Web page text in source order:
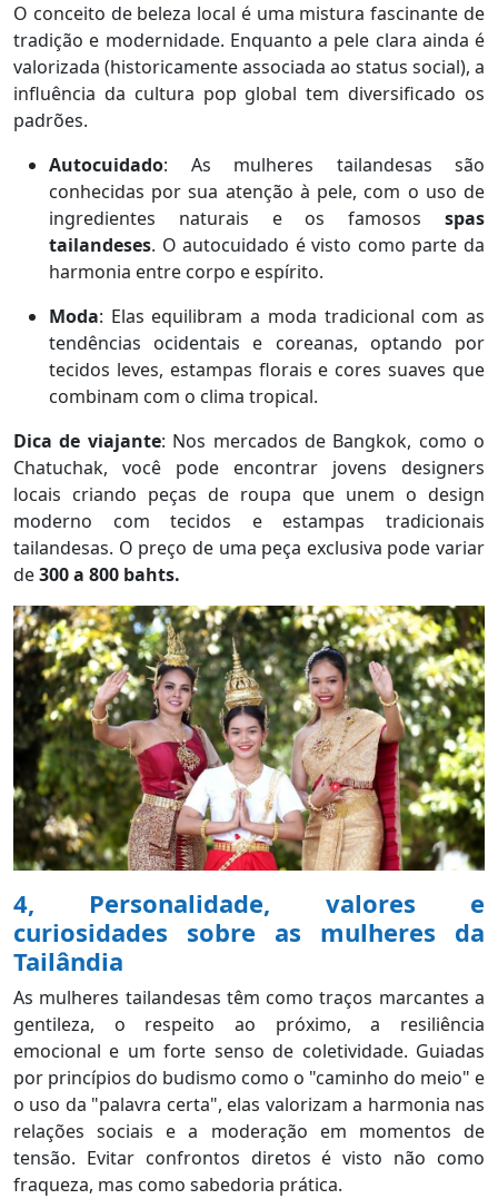
O conceito de beleza local é uma mistura fascinante de
tradição e modernidade. Enquanto a pele clara ainda é
valorizada (historicamente associada ao status social), a
influência da cultura pop global tem diversificado os
padrões.
Autocuidado: As mulheres tailandesas são
conhecidas por sua atenção à pele, com o uso de
ingredientes naturais e os famosos spas
tailandeses. O autocuidado é visto como parte da
harmonia entre corpo e espírito.
Moda: Elas equilibram a moda tradicional com as
tendências ocidentais e coreanas, optando por
tecidos leves, estampas florais e cores suaves que
combinam com o clima tropical.
Dica de viajante: Nos mercados de Bangkok, como o
Chatuchak, você pode encontrar jovens designers
locais criando peças de roupa que unem o design
moderno com tecidos e estampas tradicionais
tailandesas. O preço de uma peça exclusiva pode variar
de300 a 800 bahts.
4, Personalidade, valores e
curiosidades sobre as mulheres da
Tailândia
As mulheres tailandesas têm como traços marcantes a
gentileza, o respeito ao próximo, a resiliência
emocional e um forte senso de coletividade. Guiadas
por princípios do budismo como o "caminho do meio" e
o uso da "palavra certa", elas valorizam a harmonia nas
relações sociais e a moderação em momentos de
tensão. Evitar confrontos diretos é visto não como
fraqueza, mas como sabedoria prática.